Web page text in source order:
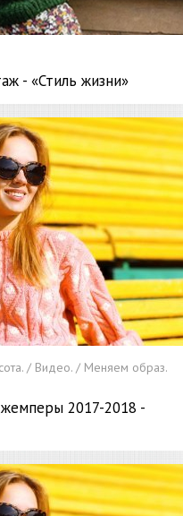
- «Стиль жизни»
/ Видео. / Меняем образ.
2017-2018 -